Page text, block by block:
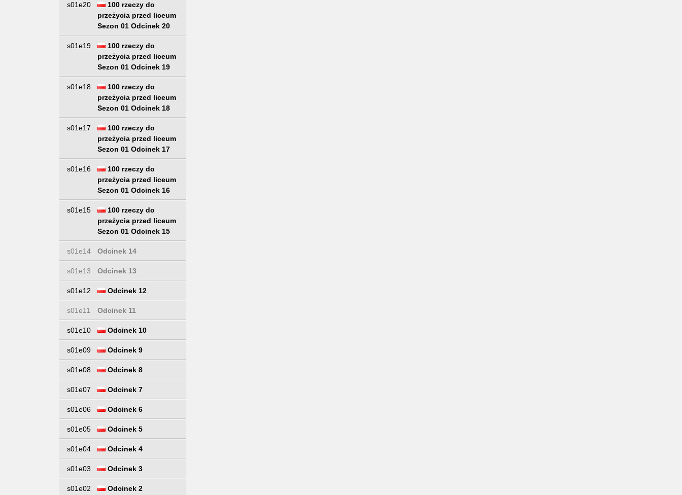
s01e20
100 rzeczy do
przeżycia przed liceum
Sezon 01 Odcinek 20
s01e19
100 rzeczy do
przeżycia przed liceum
Sezon 01 Odcinek 19
s01e18
100 rzeczy do
przeżycia przed liceum
Sezon 01 Odcinek 18
s01e17
100 rzeczy do
przeżycia przed liceum
Sezon 01 Odcinek 17
s01e16
100 rzeczy do
przeżycia przed liceum
Sezon 01 Odcinek 16
s01e15
100 rzeczy do
przeżycia przed liceum
Sezon 01 Odcinek 15
s01e14 Odcinek 14
s01e13 Odcinek 13
s01e12 Odcinek 12
s01e11 Odcinek 11
s01e10 Odcinek 10
s01e09 Odcinek 9
s01e08 Odcinek 8
s01e07 Odcinek 7
s01e06 Odcinek 6
s01e05 Odcinek 5
s01e04 Odcinek 4
s01e03 Odcinek 3
s01e02 Odcinek 2